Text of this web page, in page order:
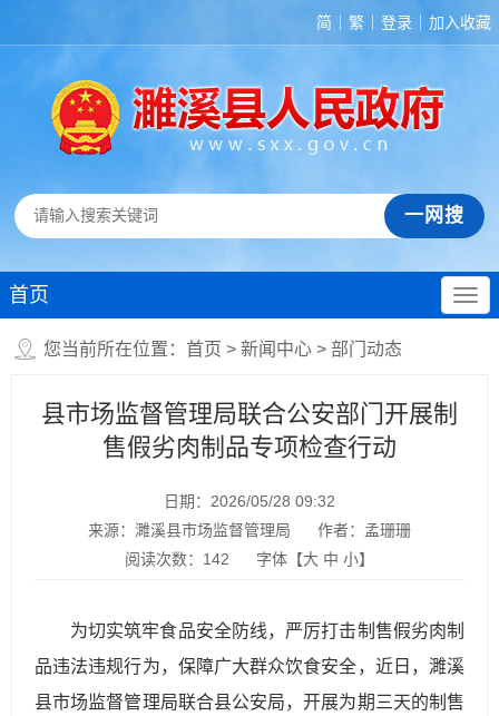
简 繁 登录 加入收藏
首页
您当前所在位置： 首页 > 新闻中心 > 部门动态
县市场监督管理局联合公安部门开展制
售假劣肉制品专项检查行动
日期：2026/05/28 09:32
来源：濉溪县市场监督管理局
作者：孟珊珊
阅读次数： 142 字体【大 中 小】
为切实筑牢食品安全防线，严厉打击制售假劣肉制
品违法违规行为，保障广大群众饮食安全，近日，濉溪
县市场监督管理局联合县公安局，开展为期三天的制售